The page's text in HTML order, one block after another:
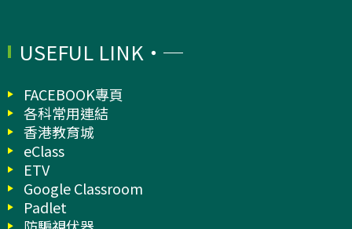
USEFUL LINK
FACEBOOK專頁
各科常用連結
香港教育城
eClass
ETV
Google Classroom
Padlet